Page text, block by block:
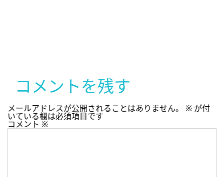
コメントを残す
メールアドレスが公開されることはありません。 ※ が付
いている欄は必須項目です
コメント ※